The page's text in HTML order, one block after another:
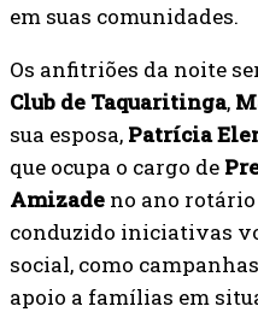
em suas comunidades.
Os anfitriões da noite
Club de Taquaritinga,
sua esposa, Patrícia
que ocupa o cargo de
Amizade no ano rotário
conduzido iniciativas
social, como
apoio a famílias em